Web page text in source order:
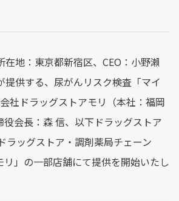
地：東京都新宿区、CEO：小野瀨
提供する、尿がんリスク検査「マイ
社ドラッグストアモリ（本社：福岡
会長：森 信、以下ドラッグストア
ラッグストア・調剤薬局チェーン
リ」の一部店舗にて提供を開始いたし